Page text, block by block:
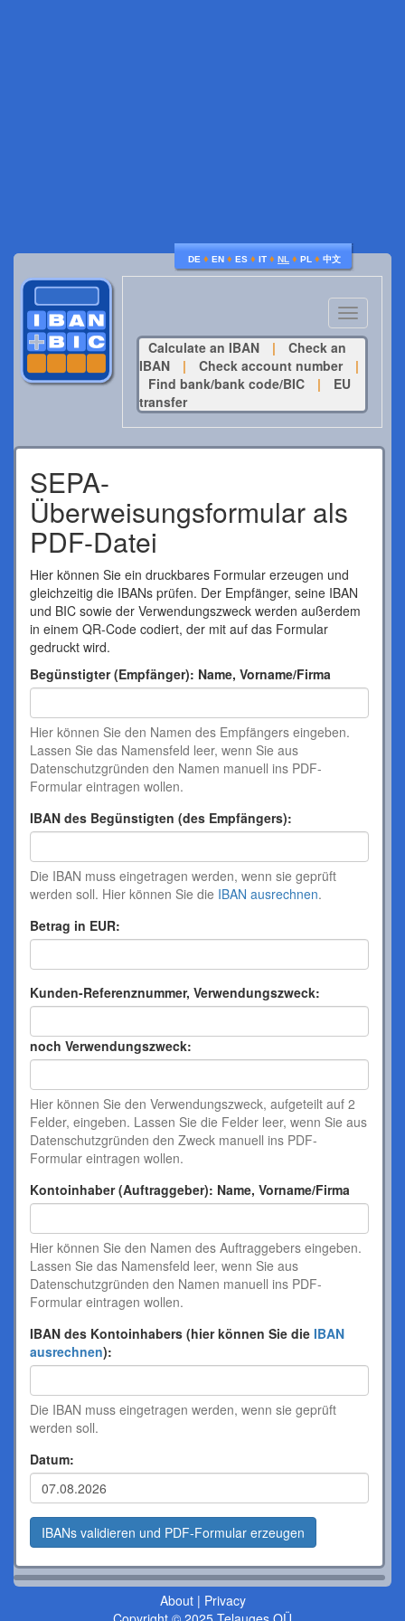
DE ♦ EN ♦ ES ♦ IT ♦ NL ♦ PL ♦ 中文
Toggle
navigation
Calculate an IBAN
|
Check an
IBAN
| Check account number
|
Find bank/bank code/BIC
|
EU
transfer
SEPA-
Überweisungsformular als
PDF-Datei
Hier können Sie ein druckbares Formular erzeugen und
gleichzeitig die IBANs prüfen. Der Empfänger, seine IBAN
und BIC sowie der Verwendungszweck werden außerdem
in einem QR-Code codiert, der mit auf das Formular
gedruckt wird.
Begünstigter (Empfänger): Name, Vorname/Firma
Hier können Sie den Namen des Empfängers eingeben.
Lassen Sie das Namensfeld leer, wenn Sie aus
Datenschutzgründen den Namen manuell ins PDF-
Formular eintragen wollen.
IBAN des Begünstigten (des Empfängers):
Die IBAN muss eingetragen werden, wenn sie geprüft
werden soll. Hier können Sie die IBAN ausrechnen.
Betrag in EUR:
Kunden-Referenznummer, Verwendungszweck:
noch Verwendungszweck:
Hier können Sie den Verwendungszweck, aufgeteilt auf 2
Felder, eingeben. Lassen Sie die Felder leer, wenn Sie aus
Datenschutzgründen den Zweck manuell ins PDF-
Formular eintragen wollen.
Kontoinhaber (Auftraggeber): Name, Vorname/Firma
Hier können Sie den Namen des Auftraggebers eingeben.
Lassen Sie das Namensfeld leer, wenn Sie aus
Datenschutzgründen den Namen manuell ins PDF-
Formular eintragen wollen.
IBAN des Kontoinhabers (hier können Sie die IBAN
ausrechnen):
Die IBAN muss eingetragen werden, wenn sie geprüft
werden soll.
Datum:
About| Privacy